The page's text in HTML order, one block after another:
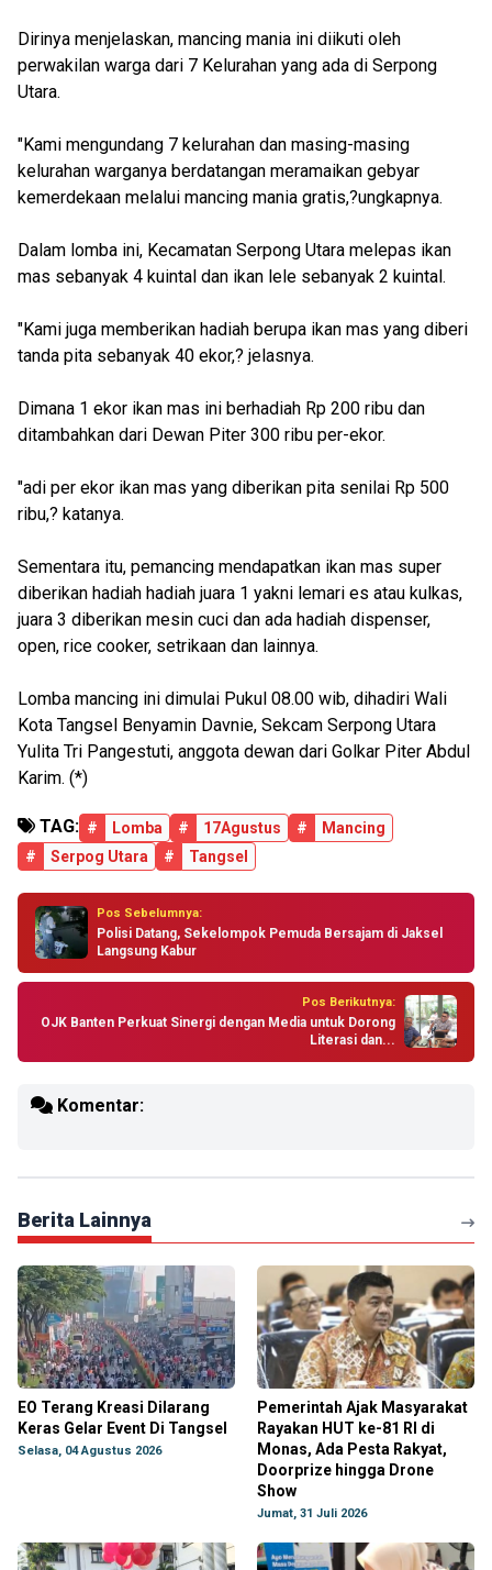
Dirinya menjelaskan, mancing mania ini diikuti oleh
perwakilan warga dari 7 Kelurahan yang ada di Serpong
Utara.
"Kami mengundang 7 kelurahan dan masing-masing
kelurahan warganya berdatangan meramaikan gebyar
kemerdekaan melalui mancing mania gratis,?ungkapnya.
Dalam lomba ini, Kecamatan Serpong Utara melepas ikan
mas sebanyak 4 kuintal dan ikan lele sebanyak 2 kuintal.
"Kami juga memberikan hadiah berupa ikan mas yang diberi
tanda pita sebanyak 40 ekor,? jelasnya.
Dimana 1 ekor ikan mas ini berhadiah Rp 200 ribu dan
ditambahkan dari Dewan Piter 300 ribu per-ekor.
"adi per ekor ikan mas yang diberikan pita senilai Rp 500
ribu,? katanya.
Sementara itu, pemancing mendapatkan ikan mas super
diberikan hadiah hadiah juara 1 yakni lemari es atau kulkas,
juara 3 diberikan mesin cuci dan ada hadiah dispenser,
open, rice cooker, setrikaan dan lainnya.
Lomba mancing ini dimulai Pukul 08.00 wib, dihadiri Wali
Kota Tangsel Benyamin Davnie, Sekcam Serpong Utara
Yulita Tri Pangestuti, anggota dewan dari Golkar Piter Abdul
Karim. (*)
TAG: # Lomba # 17Agustus #
Mancing
#
Serpog Utara # Tangsel
Pos Sebelumnya:
Polisi Datang, Sekelompok Pemuda Bersajam di Jaksel
Langsung Kabur
Pos Berikutnya:
OJK Banten Perkuat Sinergi dengan Media untuk Dorong
Literasi dan...
Komentar:
Berita Lainnya
EO Terang Kreasi Dilarang
Keras Gelar Event Di Tangsel
Selasa, 04 Agustus 2026
Pemerintah Ajak Masyarakat
Rayakan HUT ke-81 RI di
Monas, Ada Pesta Rakyat,
Doorprize hingga Drone
Show
Jumat, 31 Juli 2026